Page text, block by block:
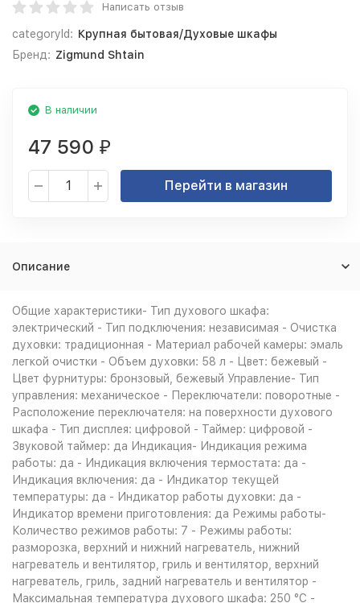
Написать отзыв
categoryId: Крупная бытовая/Духовые шкафы
Бренд: Zigmund Shtain
В наличии
47 590 ₽
Перейти в магазин
Описание
Общие характеристики- Тип духового шкафа:
электрический - Тип подключения: независимая - Очистка
духовки: традиционная - Материал рабочей камеры: эмаль
легкой очистки - Объем духовки: 58 л - Цвет: бежевый -
Цвет фурнитуры: бронзовый, бежевый Управление- Тип
управления: механическое - Переключатели: поворотные -
Расположение переключателя: на поверхности духового
шкафа - Тип дисплея: цифровой - Таймер: цифровой -
Звуковой таймер: да Индикация- Индикация режима
работы: да - Индикация включения термостата: да -
Индикация включения: да - Индикатор текущей
температуры: да - Индикатор работы духовки: да -
Индикатор времени приготовления: да Режимы работы-
Количество режимов работы: 7 - Режимы работы:
разморозка, верхний и нижний нагреватель, нижний
нагреватель и вентилятор, гриль и вентилятор, верхний
нагреватель, гриль, задний нагреватель и вентилятор -
Максимальная температура духового шкафа: 250 °С -